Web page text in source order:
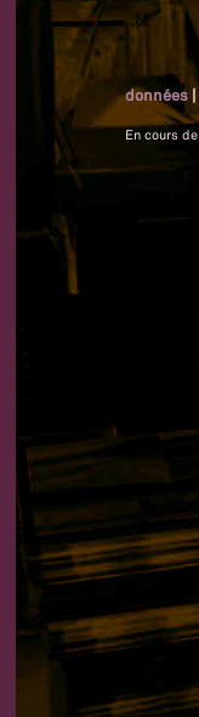
données |
En cours